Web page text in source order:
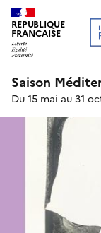
REPUBLIQUE
FRANCAISE
Saison
Du 15 mai au 31